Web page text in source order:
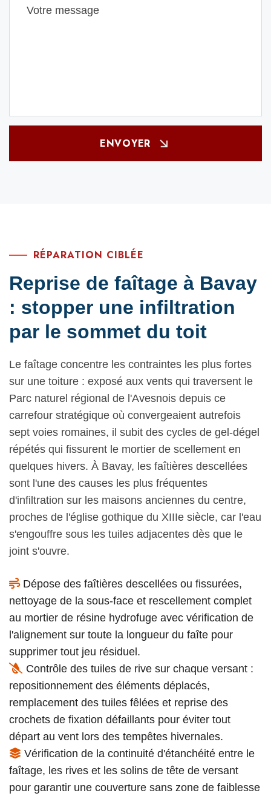
ENVOYER
RÉPARATION CIBLÉE
Reprise de faîtage à Bavay
: stopper une infiltration
par le sommet du toit
Le faîtage concentre les contraintes les plus fortes
sur une toiture : exposé aux vents qui traversent le
Parc naturel régional de l'Avesnois depuis ce
carrefour stratégique où convergeaient autrefois
sept voies romaines, il subit des cycles de gel-dégel
répétés qui fissurent le mortier de scellement en
quelques hivers. À Bavay, les faîtières descellées
sont l'une des causes les plus fréquentes
d'infiltration sur les maisons anciennes du centre,
proches de l'église gothique du XIIIe siècle, car l'eau
s'engouffre sous les tuiles adjacentes dès que le
joint s'ouvre.
Dépose des faîtières descellées ou fissurées,
nettoyage de la sous-face et rescellement complet
au mortier de résine hydrofuge avec vérification de
l'alignement sur toute la longueur du faîte pour
supprimer tout jeu résiduel.
Contrôle des tuiles de rive sur chaque versant :
repositionnement des éléments déplacés,
remplacement des tuiles fêlées et reprise des
crochets de fixation défaillants pour éviter tout
départ au vent lors des tempêtes hivernales.
Vérification de la continuité d'étanchéité entre le
faîtage, les rives et les solins de tête de versant
pour garantir une couverture sans zone de faiblesse